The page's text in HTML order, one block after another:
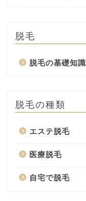
脱毛
脱毛の基礎知識
脱毛の種類
エステ脱毛
医療脱毛
自宅で脱毛